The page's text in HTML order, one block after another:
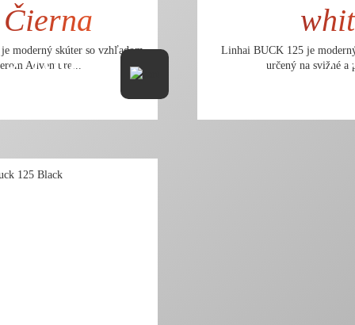
moderný skúter so vzhľadom
Adventure...
3.199,- €
Linhai BUCK 125 je
určený na svižné a